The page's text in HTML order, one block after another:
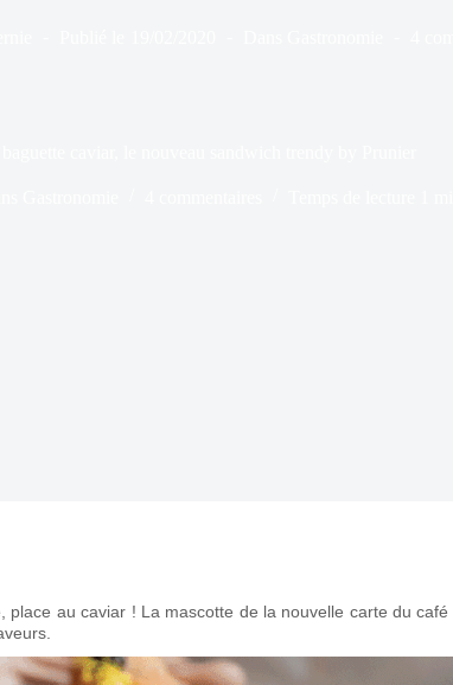
place au caviar ! La mascotte de la nouvelle carte du